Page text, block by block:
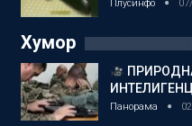
Плусинфо
Хумор
Панорама